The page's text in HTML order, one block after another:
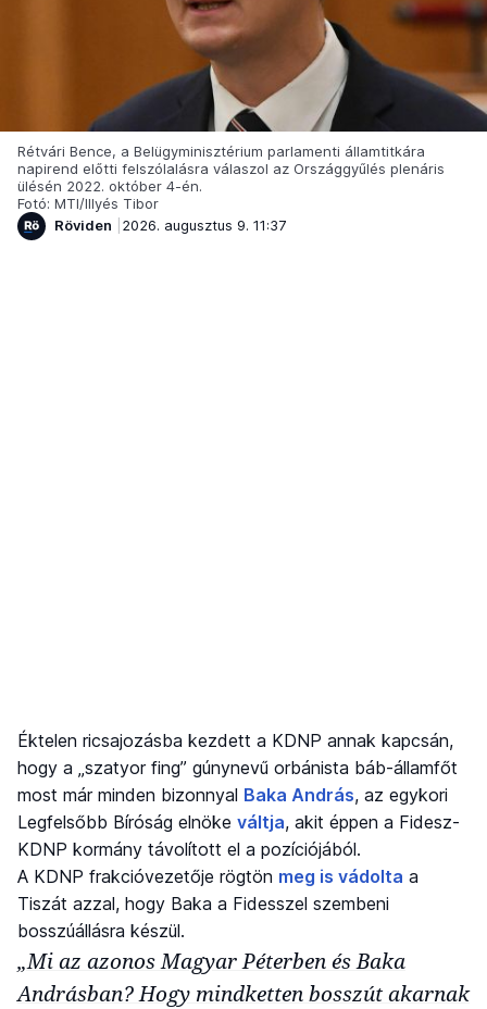
Rétvári Bence, a Belügyminisztérium parlamenti államtitkára
napirend előtti felszólalásra válaszol az Országgyűlés plenáris
ülésén 2022. október 4-én.
Fotó: MTI/Illyés Tibor
Röviden
2026. augusztus 9. 11:37
Éktelen ricsajozásba kezdett a KDNP annak kapcsán,
hogy a „szatyor fing” gúnynevű orbánista báb-államfőt
most már minden bizonnyal Baka András, az egykori
Legfelsőbb Bíróság elnöke váltja, akit éppen a Fidesz-
KDNP kormány távolított el a pozíciójából.
A KDNP frakcióvezetője rögtön meg is vádolta a
Tiszát azzal, hogy Baka a Fidesszel szembeni
bosszúállásra készül.
„Mi az azonos Magyar Péterben és Baka
Andrásban? Hogy mindketten bosszút akarnak